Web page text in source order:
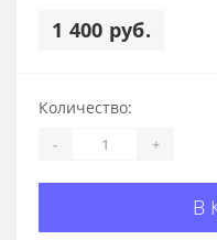
1 400 руб.
Количество:
- +
В